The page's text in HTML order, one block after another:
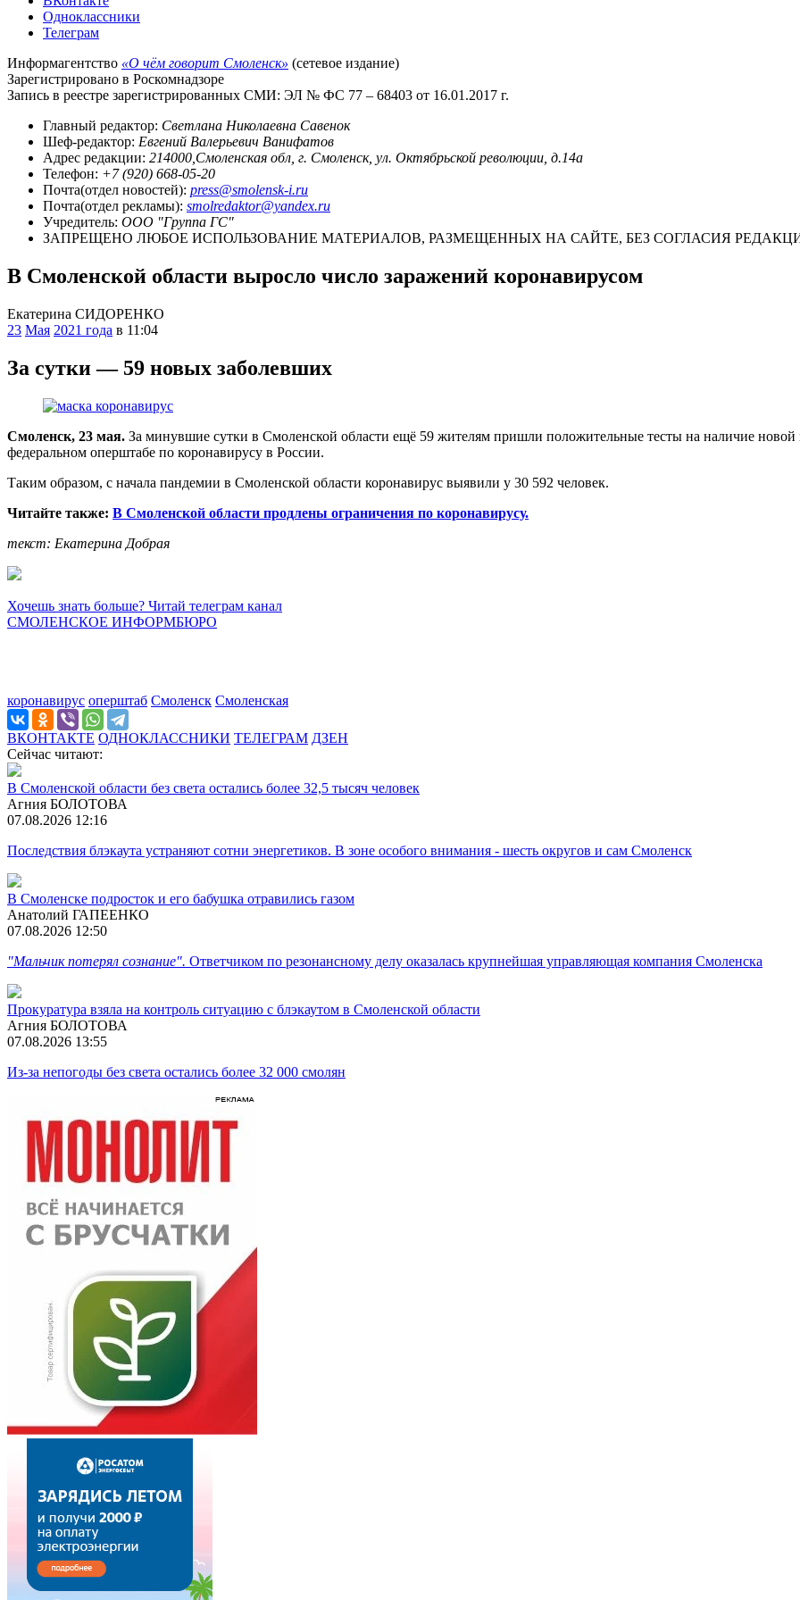
Одноклассники
Телеграм
Информагентство «О чём говорит Смоленск» (сетевое издание)
Зарегистрировано в Роскомнадзоре
Запись в реестре зарегистрированных СМИ: ЭЛ № ФС 77 – 68403 от 16.01.2017 г.
Главный редактор: Светлана Николаевна Савенок
Шеф-редактор: Евгений Валерьевич Ванифатов
Адрес редакции: 214000,Смоленская обл, г. Смоленск, ул. Октябрьской революции, д.14а
Телефон: +7 (920) 668-05-20
Почта(отдел новостей): press@smolensk-i.ru
Почта(отдел рекламы): smolredaktor@yandex.ru
Учредитель: ООО "Группа ГС"
ЗАПРЕЩЕНО ЛЮБОЕ ИСПОЛЬЗОВАНИЕ МАТЕРИАЛОВ, РАЗМЕЩЕННЫХ НА САЙТЕ, БЕЗ СОГЛАСИЯ
В Смоленской области выросло число заражений коронавирусом
Екатерина СИДОРЕНКО
23 Мая 2021 года в 11:04
За сутки — 59 новых заболевших
Смоленск, 23 мая. За минувшие сутки в Смоленской области ещё 59 жителям пришли положительные тесты на наличие
федеральном оперштабе по коронавирусу в России.
Таким образом, с начала пандемии в Смоленской области коронавирус выявили у 30 592 человек.
Читайте также: В Смоленской области продлены ограничения по коронавирусу.
текст: Екатерина Добрая
Хочешь знать больше? Читай телеграм канал
СМОЛЕНСКОЕ ИНФОРМБЮРО
коронавирус оперштаб Смоленск Смоленская
ВКОНТАКТЕ ОДНОКЛАССНИКИ ТЕЛЕГРАМ ДЗЕН
Сейчас читают:
В Смоленской области без света остались более 32,5 тысяч человек
Агния БОЛОТОВА
07.08.2026 12:16
Последствия блэкаута устраняют сотни энергетиков. В зоне особого внимания - шесть округов и сам Смоленск
В Смоленске подросток и его бабушка отравились газом
Анатолий ГАПЕЕНКО
07.08.2026 12:50
"Мальчик потерял сознание". Ответчиком по резонансному делу оказалась крупнейшая управляющая компания Смоленска
Прокуратура взяла на контроль ситуацию с блэкаутом в Смоленской области
Агния БОЛОТОВА
07.08.2026 13:55
Из-за непогоды без света остались более 32 000 смолян